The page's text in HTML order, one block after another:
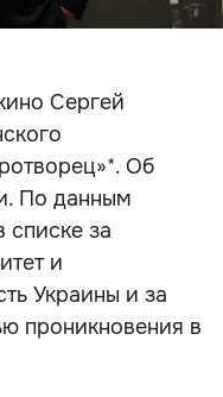
Сергей
Об
По данным
списке за
и
Украины и за
проникновения в